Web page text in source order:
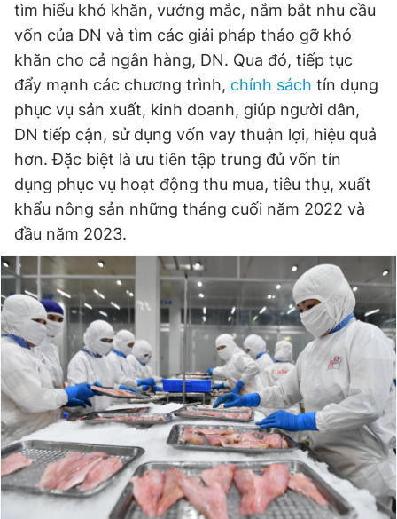
Đặt báo Quảng cáo RSS Tòa soạn Chính sách bảo
Tổng biên tập: Nguyễn Ngọc Toàn
Phó tổng biên tập thường trực: Hải Thành
Phó tổng biên tập: Lâm Hiếu Dũng
Phó tổng biên tập: Trần Việt Hưng
Tổng thư ký tòa soạn: Đức Trung
Giấy phép xuất bản số 110/GP - BTTTT cấp ngày 24.3.2020
© 2003-2026 Bản quyền thuộc về Báo Thanh Niên. Cấm sao
chép dưới mọi hình thức nếu không có sự chấp thuận bằng văn
bản. Phát triển bởi ePi Technologies, JSC.
tìm hiểu khó khăn, vướng mắc, nắm bắt nhu cầu
vốn của DN và tìm các giải pháp tháo gỡ khó
khăn cho cả ngân hàng, DN. Qua đó, tiếp tục
đẩy mạnh các chương trình, chính sách tín dụng
phục vụ sản xuất, kinh doanh, giúp người dân,
DN tiếp cận, sử dụng vốn vay thuận lợi, hiệu quả
hơn. Đặc biệt là ưu tiên tập trung đủ vốn tín
dụng phục vụ hoạt động thu mua, tiêu thụ, xuất
khẩu nông sản những tháng cuối năm 2022 và
đầu năm 2023.